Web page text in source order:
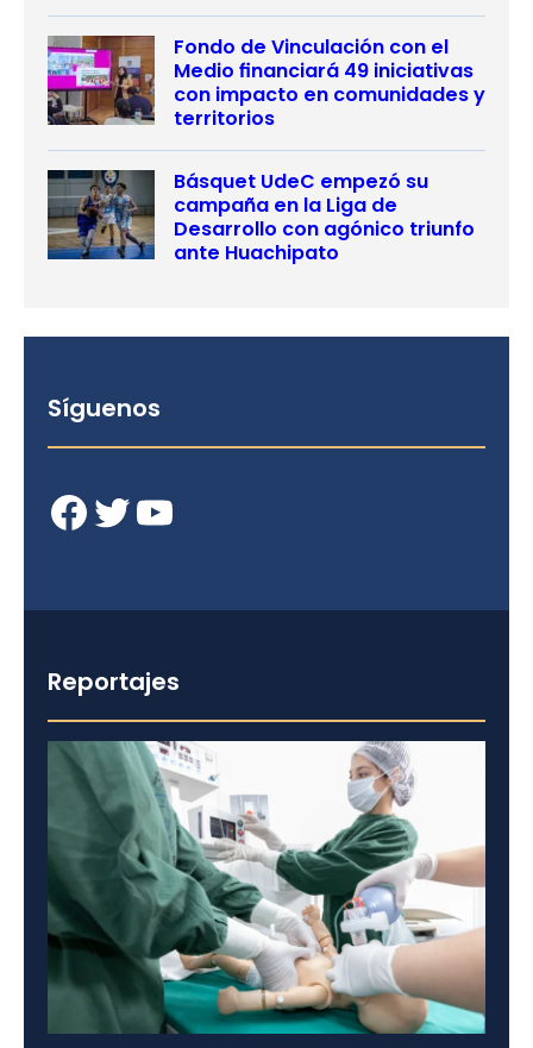
Fondo de Vinculación con el
Medio financiará 49 iniciativas
con impacto en comunidades y
territorios
Básquet UdeC empezó su
campaña en la Liga de
Desarrollo con agónico triunfo
ante Huachipato
Síguenos
Facebook Twitter YouTube
Reportajes